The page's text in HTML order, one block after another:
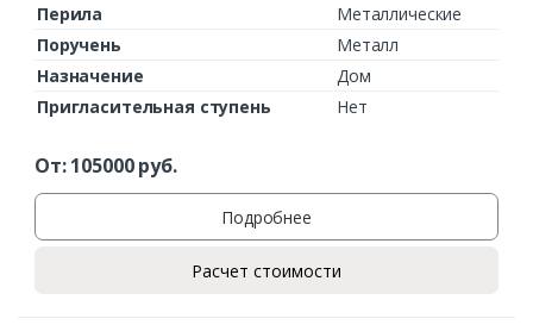
Перила
Металлические
Поручень
Металл
Назначение
Дом
Пригласительная ступень
Нет
От:105000руб.
Подробнее
Расчет стоимости